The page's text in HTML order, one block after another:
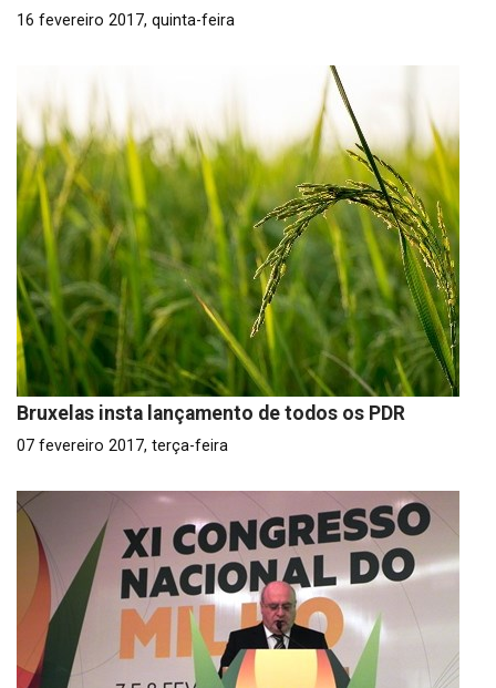
16 fevereiro 2017, quinta-feira
Bruxelas insta lançamento de todos os PDR
07 fevereiro 2017, terça-feira